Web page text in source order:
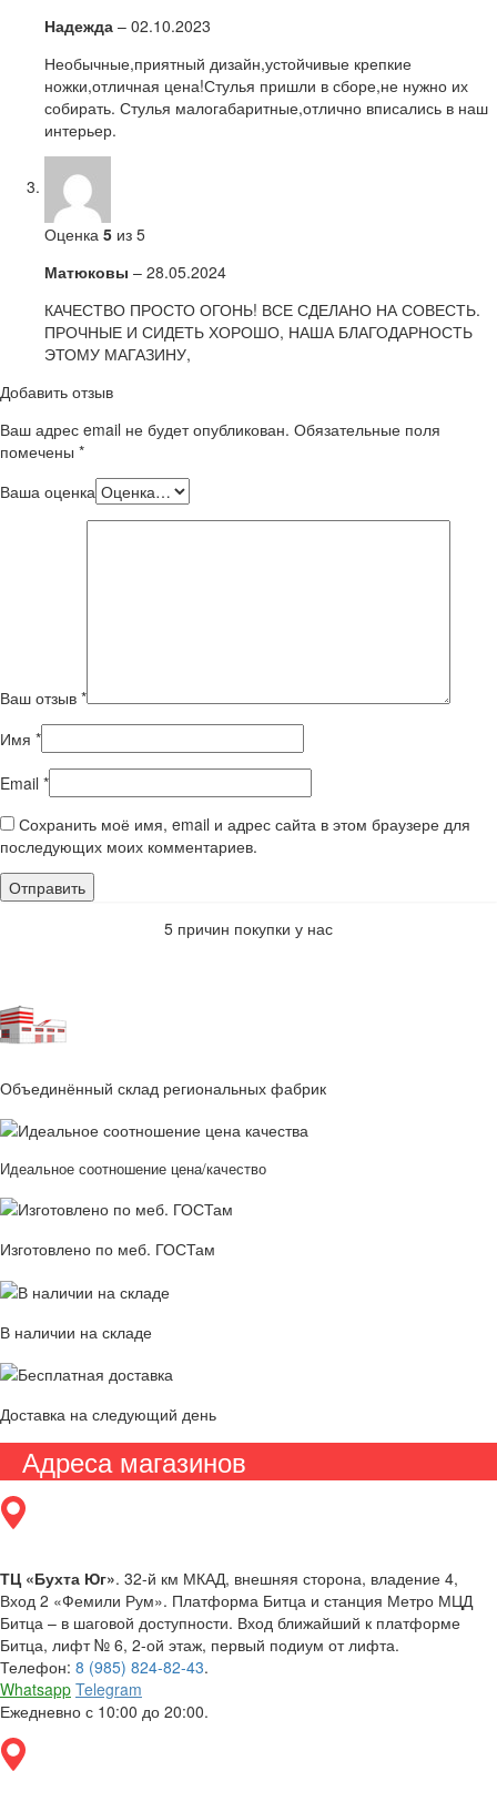
Надежда – 02.10.2023
Необычные,приятный дизайн,устойчивые крепкие
ножки,отличная цена!Стулья пришли в сборе,не нужно их
собирать. Стулья малогабаритные,отлично вписались в наш
интерьер.
Оценка 5 из 5
Матюковы – 28.05.2024
КАЧЕСТВО ПРОСТО ОГОНЬ! ВСЕ СДЕЛАНО НА СОВЕСТЬ.
ПРОЧНЫЕ И СИДЕТЬ ХОРОШО, НАША БЛАГОДАРНОСТЬ
ЭТОМУ МАГАЗИНУ,
Добавить отзыв
Ваш адрес email не будет опубликован. Обязательные поля
помечены *
Ваша оценка
Ваш отзыв *
Имя *
Email *
Сохранить моё имя, email и адрес сайта в этом браузере для
последующих моих комментариев.
5 причин покупки у нас
Объединённый склад региональных фабрик
Идеальное соотношение цена/качество
Изготовлено по меб. ГОСТам
В наличии на складе
Доставка на следующий день
Адреса магазинов
ТЦ «Бухта Юг». 32-й км МКАД, внешняя сторона, владение 4,
Вход 2 «Фемили Рум». Платформа Битца и станция Метро МЦД
Битца – в шаговой доступности. Вход ближайший к платформе
Битца, лифт № 6, 2-ой этаж, первый подиум от лифта.
Телефон: 8 (985) 824-82-43.
Whatsapp Telegram
Ежедневно с 10:00 до 20:00.